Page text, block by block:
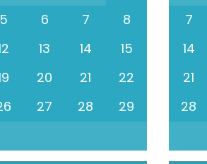
5 6 7
8
13 14
15
20 21
22
27 28
29
7
14
21
28